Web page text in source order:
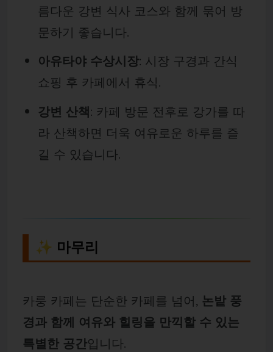
름다운 강변 식사 코스와 함께 묶어 방
문하기 좋습니다.
아유타야 수상시장: 시장 구경과 간식
쇼핑 후 카페에서 휴식.
강변 산책: 카페 방문 전후로 강가를 따
라 산책하면 더욱 여유로운 하루를 즐
길 수 있습니다.
✨ 마무리
카룽 카페는 단순한 카페를 넘어, 논밭 풍
경과 함께 여유와 힐링을 만끽할 수 있는
특별한 공간입니다.